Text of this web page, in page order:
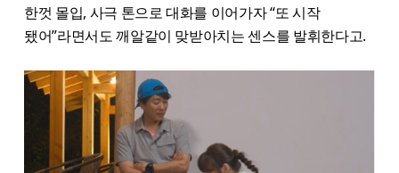
한껏 몰입, 사극 톤으로 대화를 이어가자 “또 시작
됐어”라면서도 깨알같이 맞받아치는 센스를 발휘한다고.